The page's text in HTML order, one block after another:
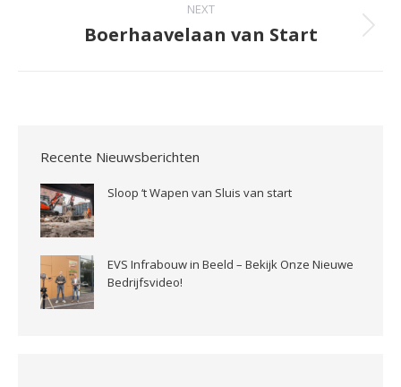
NEXT
Boerhaavelaan van Start
Recente Nieuwsberichten
Sloop ‘t Wapen van Sluis van start
EVS Infrabouw in Beeld – Bekijk Onze Nieuwe
Bedrijfsvideo!